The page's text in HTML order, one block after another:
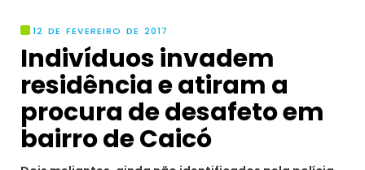
12 DE FEVEREIRO DE 2017
Indivíduos invadem
residência e atiram a
procura de desafeto em
bairro de Caicó